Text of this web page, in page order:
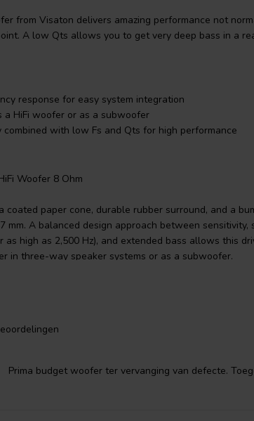
from Visaton delivers amazing performance not
A low Qts allows you to get very deep bass in a
response for easy system integration
a HiFi woofer or as a subwoofer
combined with low Fs and Qts for high performance
Woofer 8 Ohm
coated paper cone, durable rubber surround, and a
mm. A balanced design approach between sensitivity,
as high as 2,500 Hz), and extended bass allows this
in three-way speaker systems or as a subwoofer.
Prima budget woofer ter vervanging van defecte.